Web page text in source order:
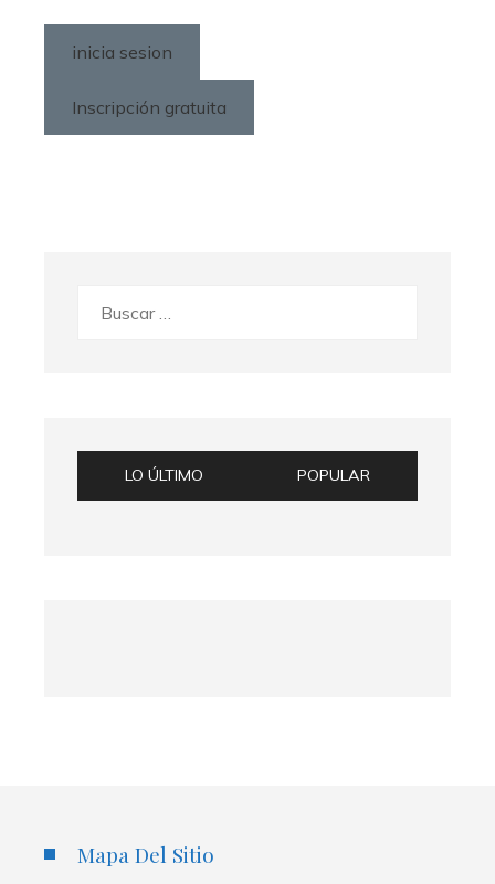
inicia sesion
Inscripción gratuita
LO ÚLTIMO POPULAR
Mapa Del Sitio